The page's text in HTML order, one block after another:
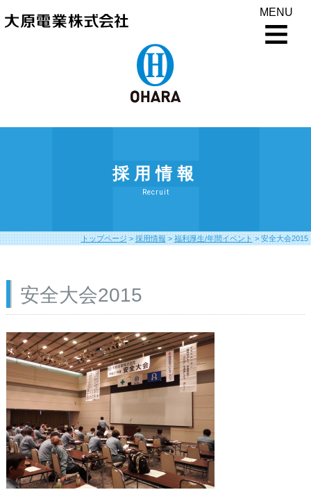
MENU
採用情報
Recruit
トップページ > 採用情報 > 福利厚生/年間イベント > 安全大会2015
安全大会2015